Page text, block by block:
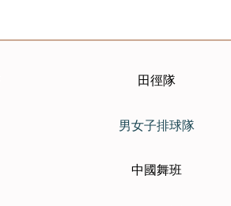
田徑隊
男女子排球隊
中國舞班